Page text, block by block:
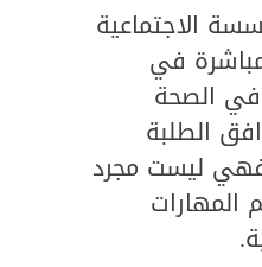
الاجتماعية
في
في الصحة
الطلبة
فهي ليست مجرد
المهارات